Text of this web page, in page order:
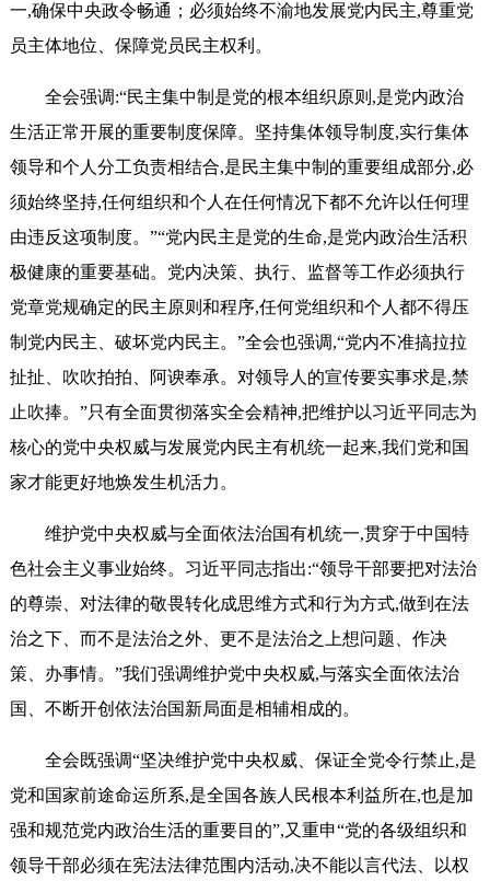
一,确保中央政令畅通；必须始终不渝地发展党内民主,尊重党
员主体地位、保障党员民主权利。
全会强调:“民主集中制是党的根本组织原则,是党内政治
生活正常开展的重要制度保障。坚持集体领导制度,实行集体
领导和个人分工负责相结合,是民主集中制的重要组成部分,必
须始终坚持,任何组织和个人在任何情况下都不允许以任何理
由违反这项制度。”“党内民主是党的生命,是党内政治生活积
极健康的重要基础。党内决策、执行、监督等工作必须执行
党章党规确定的民主原则和程序,任何党组织和个人都不得压
制党内民主、破坏党内民主。”全会也强调,“党内不准搞拉拉
扯扯、吹吹拍拍、阿谀奉承。对领导人的宣传要实事求是,禁
止吹捧。”只有全面贯彻落实全会精神,把维护以习近平同志为
核心的党中央权威与发展党内民主有机统一起来,我们党和国
家才能更好地焕发生机活力。
维护党中央权威与全面依法治国有机统一,贯穿于中国特
色社会主义事业始终。习近平同志指出:“领导干部要把对法治
的尊崇、对法律的敬畏转化成思维方式和行为方式,做到在法
治之下、而不是法治之外、更不是法治之上想问题、作决
策、办事情。”我们强调维护党中央权威,与落实全面依法治
国、不断开创依法治国新局面是相辅相成的。
全会既强调“坚决维护党中央权威、保证全党令行禁止,是
党和国家前途命运所系,是全国各族人民根本利益所在,也是加
强和规范党内政治生活的重要目的”,又重申“党的各级组织和
领导干部必须在宪法法律范围内活动,决不能以言代法、以权